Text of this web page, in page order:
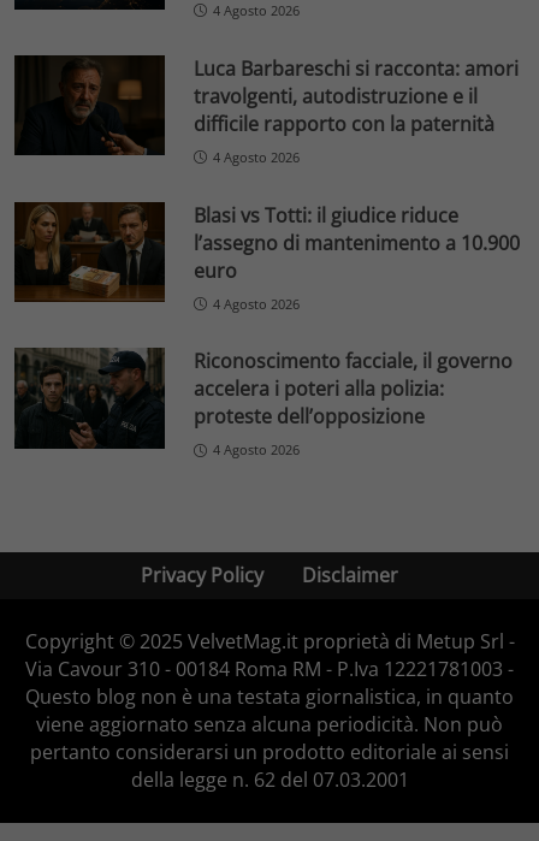
4 Agosto 2026
Luca Barbareschi si racconta: amori
travolgenti, autodistruzione e il
difficile rapporto con la paternità
4 Agosto 2026
Blasi vs Totti: il giudice riduce
l’assegno di mantenimento a 10.900
euro
4 Agosto 2026
Riconoscimento facciale, il governo
accelera i poteri alla polizia:
proteste dell’opposizione
4 Agosto 2026
Privacy Policy Disclaimer
Copyright © 2025 VelvetMag.it proprietà di Metup Srl -
Via Cavour 310 - 00184 Roma RM - P.Iva 12221781003 -
Questo blog non è una testata giornalistica, in quanto
viene aggiornato senza alcuna periodicità. Non può
pertanto considerarsi un prodotto editoriale ai sensi
della legge n. 62 del 07.03.2001